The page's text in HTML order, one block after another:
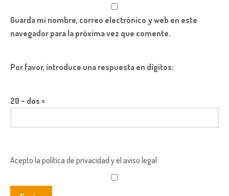
Guarda mi nombre, correo electrónico y web en este
navegador para la próxima vez que comente.
Por favor, introduce una respuesta en dígitos:
20 − dos =
Acepto la política de privacidad y el aviso legal